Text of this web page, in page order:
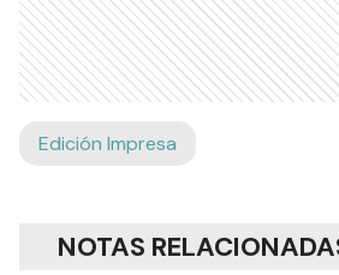
Edición Impresa
NOTAS